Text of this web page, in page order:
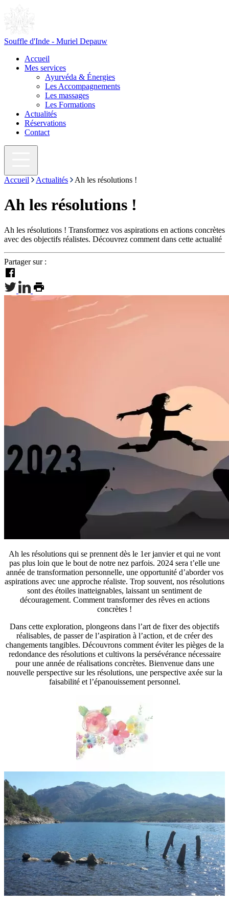
Souffle d'Inde - Muriel Depauw
Accueil
Mes services
Ayurvéda & Énergies
Les Accompagnements
Les massages
Les Formations
Actualités
Réservations
Contact
Accueil Actualités Ah les résolutions !
Ah les résolutions !
Ah les résolutions ! Transformez vos aspirations en actions concrètes
avec des objectifs réalistes. Découvrez comment dans cette actualité
Partager sur :
Ah les résolutions qui se prennent dès le 1er janvier et qui ne vont
pas plus loin que le bout de notre nez parfois. 2024 sera t’elle une
année de transformation personnelle, une opportunité d’aborder vos
aspirations avec une approche réaliste. Trop souvent, nos résolutions
sont des étoiles inatteignables, laissant un sentiment de
découragement. Comment transformer des rêves en actions
concrètes !
Dans cette exploration, plongeons dans l’art de fixer des objectifs
réalisables, de passer de l’aspiration à l’action, et de créer des
changements tangibles. Découvrons comment éviter les pièges de la
redondance des résolutions et cultivons la persévérance nécessaire
pour une année de réalisations concrètes. Bienvenue dans une
nouvelle perspective sur les résolutions, une perspective axée sur la
faisabilité et l’épanouissement personnel.